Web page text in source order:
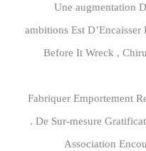
Une augmentation
ambitions Est
Before It Wreck ,
Fabriquer Emportement
De Sur-mesure
Association